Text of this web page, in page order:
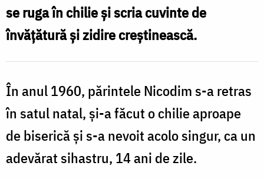
/
Foto:
Oana
Nechifor
se ruga în chilie şi scria cuvinte de
învăţătură şi zidire creştinească.
În anul 1960, părintele Nicodim s-a retras
în satul natal, şi-a făcut o chilie aproape
de biserică şi s-a nevoit acolo singur, ca un
adevărat sihastru, 14 ani de zile.